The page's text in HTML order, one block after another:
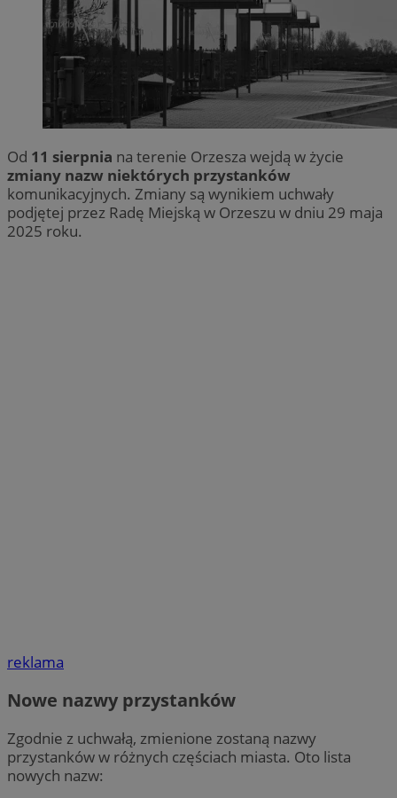
Od 11 sierpnia na terenie Orzesza wejdą w życie
zmiany nazw niektórych przystanków
komunikacyjnych. Zmiany są wynikiem uchwały
podjętej przez Radę Miejską w Orzeszu w dniu 29 maja
2025 roku.
reklama
Nowe nazwy przystanków
Zgodnie z uchwałą, zmienione zostaną nazwy
przystanków w różnych częściach miasta. Oto lista
nowych nazw: